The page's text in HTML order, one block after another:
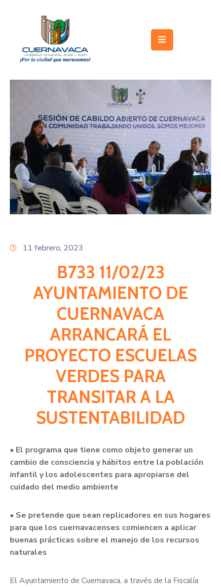
Gobierno
Servicios
Licitaciones
Transparencia
Directorio
11 febrero, 2023
B733 11/02/23
AYUNTAMIENTO DE
CUERNAVACA
ARRANCARÁ EL
PROYECTO ESCUELAS
VERDES PARA
TRANSITAR A LA
SUSTENTABILIDAD
• El programa que tiene como objeto generar un
cambio de consciencia y hábitos entre la población
infantil y los adolescentes para apropiarse del
cuidado del medio ambiente
• Se pretende que sean replicadores en sus hogares
para que los cuernavacenses comiencen a aplicar
buenas prácticas sobre el manejo de los recursos
naturales
El Ayuntamiento de Cuernavaca, a través de la Fiscalía